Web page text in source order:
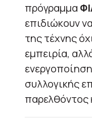
πρόγραμμα
επιδιώκουν
της τέχνης
εμπειρία,
συλλογικής
παρελθόντος